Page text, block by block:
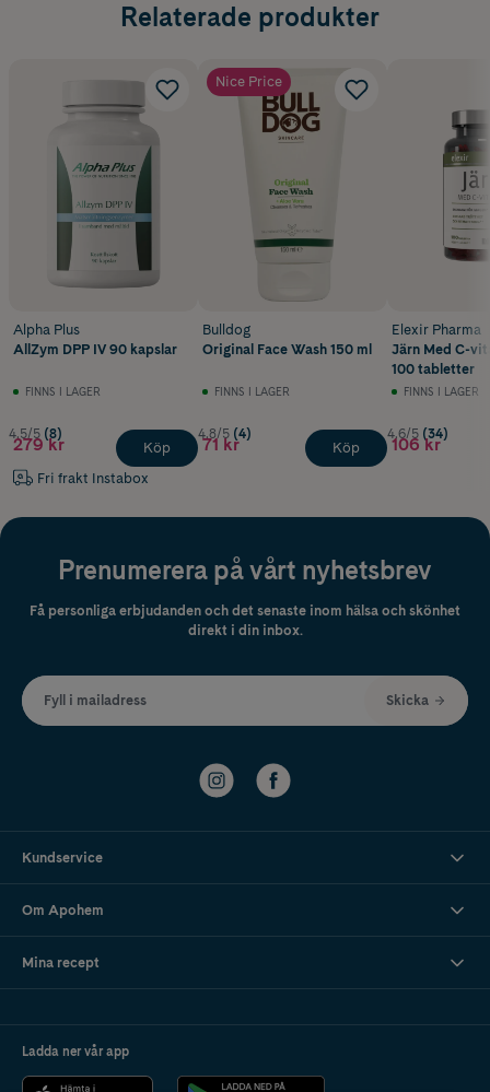
Relaterade produkter
Alpha Plus
AllZym DPP IV 90 kapslar
FINNS I LAGER
4.5/5 (8)
279 kr
Fri frakt Instabox
Köp
Nice Price
Bulldog
Original Face Wash 150 ml
FINNS I LAGER
4.8/5 (4)
71 kr Köp
Elexir Pharma
Järn Med C-
100 tabletter
FINNS I LAGER
4.6/5 (34)
106 kr
Prenumerera på vårt nyhetsbrev
Få personliga erbjudanden och det senaste inom hälsa och skönhet
direkt i din inbox.
Fyll i mailadress Skicka
Kundservice
Om Apohem
Mina recept
Ladda ner vår app